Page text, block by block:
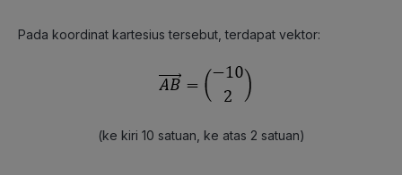
Pada koordinat kartesius tersebut, terdapat vektor:
(ke kiri 10 satuan, ke atas 2 satuan)